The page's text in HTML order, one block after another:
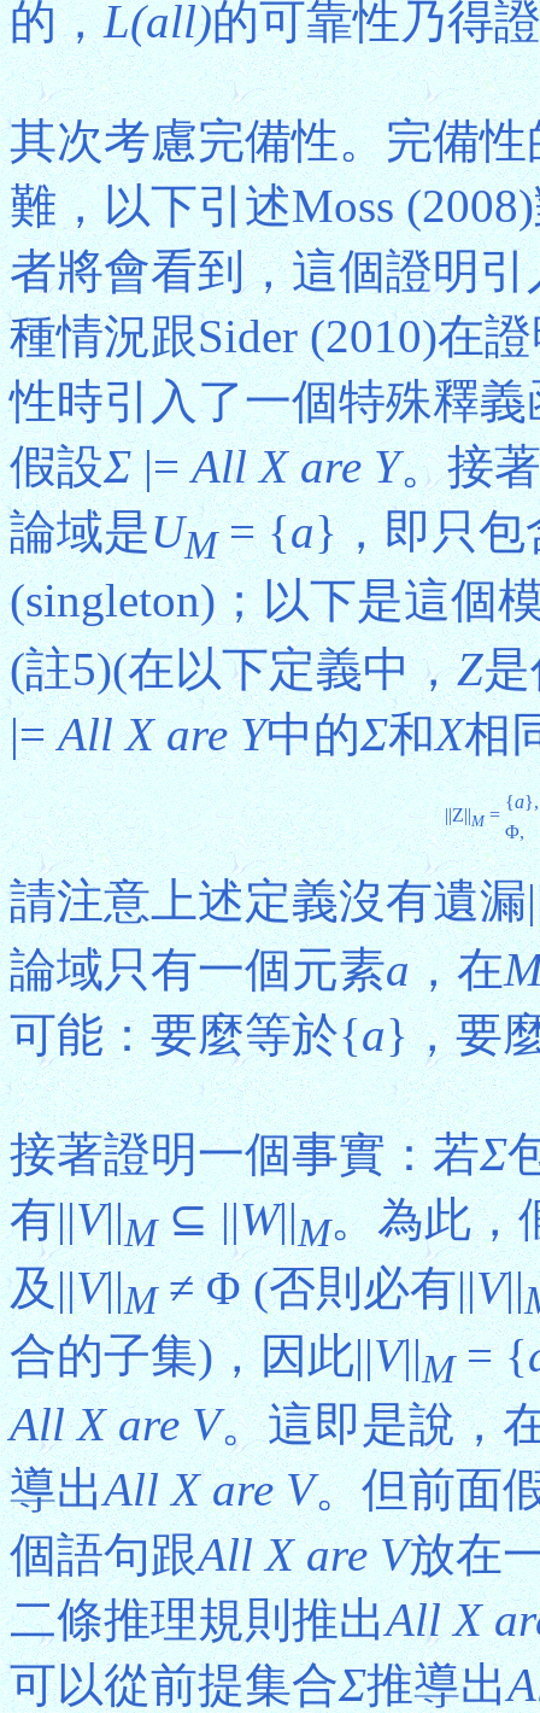
的，L(all)的可靠性乃得
其次考慮完備性。完備
難，以下引述Moss
者將會看到，這個證明
種情況跟Sider (2010)在
性時引入了一個特殊釋
假設Σ|=All X are Y。接
論域是UM= {a}，即只包
(singleton)；以下是這個
(註5)(在以下定義中，Z
|=All X are Y中的Σ和X相
||Z||M=
{a},
Φ,
請注意上述定義沒有遺漏
論域只有一個元素a，在
可能：要麼等於{a}，要
接著證明一個事實：若Σ
有||V||M⊆ ||W||M。為此，
及||V||M≠ Φ (否則必有||V||
合的子集)，因此||V||M= {
All X are V。這即是說，
導出All X are V。但前面
個語句跟All X are V放在
二條推理規則推出All X
可以從前提集合Σ推導出